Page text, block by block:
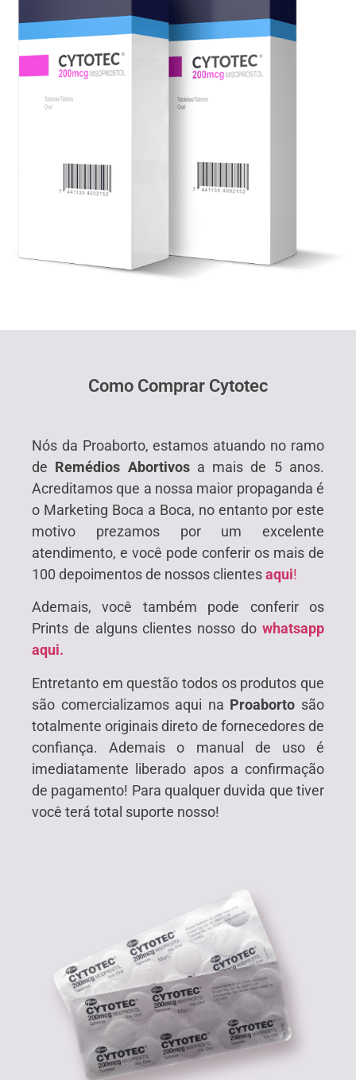
Como Comprar Cytotec
Nós da Proaborto, estamos atuando no ramo
de Remédios Abortivosa mais de 5 anos.
Acreditamos que a nossa maior propaganda é
o Marketing Boca a Boca, no entanto por este
motivo prezamos por um excelente
atendimento, e você pode conferir os mais de
100 depoimentos de nossos clientesaqui!
Ademais, você também pode conferir os
Prints de alguns clientes nosso do whatsapp
aqui.
Entretanto em questão todos os produtos que
são comercializamos aqui na Proaborto são
totalmente originais direto de fornecedores de
confiança. Ademais o manual de uso é
imediatamente liberado apos a confirmação
de pagamento! Para qualquer duvida que tiver
você terá total suporte nosso!